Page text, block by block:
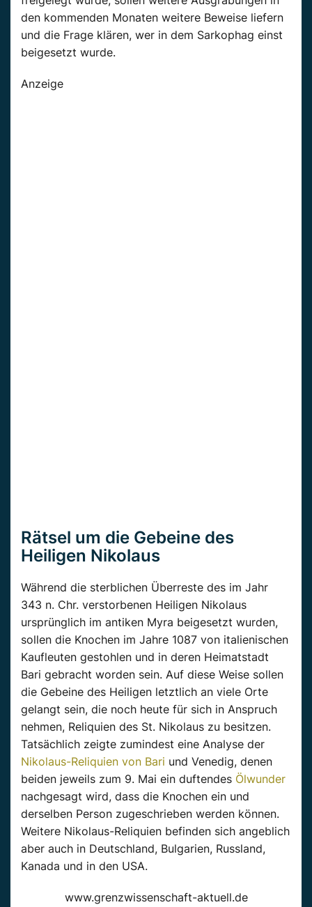
den kommenden Monaten weitere Beweise liefern
und die Frage klären, wer in dem Sarkophag einst
beigesetzt wurde.
Anzeige
Rätsel um die Gebeine des
Heiligen Nikolaus
Während die sterblichen Überreste des im Jahr
343 n. Chr. verstorbenen Heiligen Nikolaus
ursprünglich im antiken Myra beigesetzt wurden,
sollen die Knochen im Jahre 1087 von italienischen
Kaufleuten gestohlen und in deren Heimatstadt
Bari gebracht worden sein. Auf diese Weise sollen
die Gebeine des Heiligen letztlich an viele Orte
gelangt sein, die noch heute für sich in Anspruch
nehmen, Reliquien des St. Nikolaus zu besitzen.
Tatsächlich zeigte zumindest eine Analyse der
Nikolaus-Reliquien von Bari und Venedig, denen
beiden jeweils zum 9. Mai ein duftendes Ölwunder
nachgesagt wird, dass die Knochen ein und
derselben Person zugeschrieben werden können.
Weitere Nikolaus-Reliquien befinden sich angeblich
aber auch in Deutschland, Bulgarien, Russland,
Kanada und in den USA.
www.grenzwissenschaft-aktuell.de